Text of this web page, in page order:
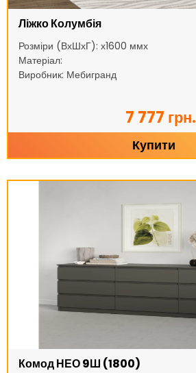
Ліжко Колумбія
Розміри (ВхШхГ): х1600 ммх
Матеріал:
Виробник: Мебигранд
7 777 грн.
Купити
Комод НЕО 9Ш (1800)